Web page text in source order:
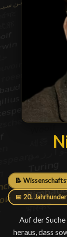
📝
📅 20.
Auf der
heraus, dass